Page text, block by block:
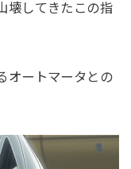
壊してきたこの指
オートマータとの